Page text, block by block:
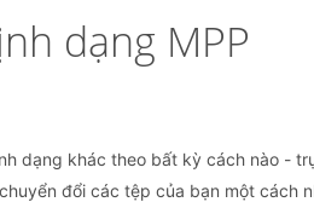
dạng MPP
dạng khác theo bất kỳ cách nào -
đổi các tệp của bạn một cách